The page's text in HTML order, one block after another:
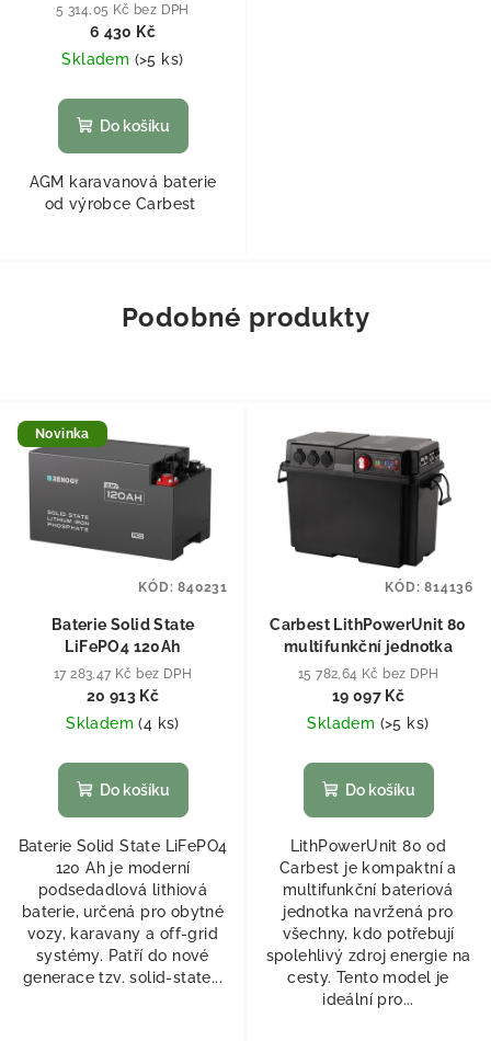
5 314,05 Kč bez DPH
6 430 Kč
Skladem (>5 ks)
Do košíku
AGM karavanová baterie
od výrobce Carbest
Podobné produkty
Novinka
Baterie Solid State
LiFePO4 120Ah
17 283,47 Kč bez DPH
20 913 Kč
Skladem(4 ks)
Do košíku
Baterie Solid State LiFePO4
120 Ah je moderní
podsedadlová lithiová
baterie, určená pro obytné
vozy, karavany a off-grid
systémy. Patří do nové
generace tzv. solid-state...
KÓD:840231
Carbest LithPowerUnit 80
multifunkční jednotka
15 782,64 Kč bez DPH
19 097 Kč
Skladem (>5 ks)
Do košíku
LithPowerUnit 80 od
Carbest je kompaktní a
multifunkční bateriová
jednotka navržená pro
všechny, kdo potřebují
spolehlivý zdroj energie na
cesty. Tento model je
ideální pro...
KÓD:814136